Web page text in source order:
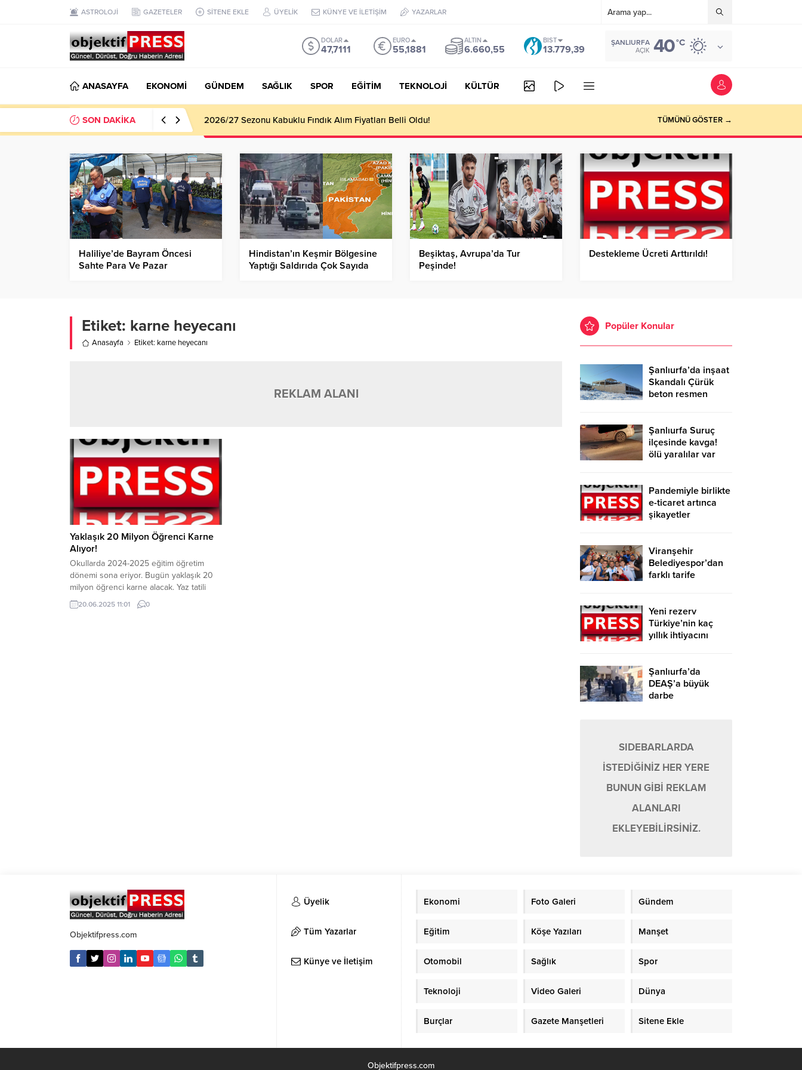
ASTROLOJİ GAZETELER SİTENE EKLE ÜYELİK KÜNYE VE İLETİŞİM YAZARLAR
DOLAR
47,7111
EURO
55,1881
ALTIN
6.660,55
BIST
13.779,39
ŞANLIURFA
AÇIK 40°C
ANASAYFA EKONOMİ GÜNDEM SAĞLIK SPOR EĞİTİM TEKNOLOJİ KÜLTÜR
SON DAKİKA 2026/27 Sezonu Kabuklu Fındık Alım Fiyatları Belli Oldu! TÜMÜNÜ GÖSTER →
Haliliye’de Bayram Öncesi
Sahte Para Ve Pazar
Hindistan’ın Keşmir Bölgesine
Yaptığı Saldırıda Çok Sayıda
Beşiktaş, Avrupa’da Tur
Peşinde!
Destekleme Ücreti Arttırıldı!
Etiket: karne heyecanı
Anasayfa Etiket: karne heyecanı
REKLAM ALANI
Yaklaşık 20 Milyon Öğrenci Karne
Alıyor!
Okullarda 2024-2025 eğitim öğretim
dönemi sona eriyor. Bugün yaklaşık 20
milyon öğrenci karne alacak. Yaz tatili
başlıyor. 2024-2025 eğitim öğretim yılı
bugün sona eriyor. Üç aylık yaz tatili
20.06.2025 11:01 0
Popüler Konular
Şanlıurfa’da inşaat
Skandalı Çürük
beton resmen
Şanlıurfa Suruç
ilçesinde kavga!
ölü yaralılar var
Pandemiyle birlikte
e-ticaret artınca
şikayetler
Viranşehir
Belediyespor’dan
farklı tarife
Yeni rezerv
Türkiye’nin kaç
yıllık ihtiyacını
Şanlıurfa’da
DEAŞ’a büyük
darbe
SIDEBARLARDA
İSTEDİĞİNİZ HER YERE
BUNUN GİBİ REKLAM
ALANLARI
EKLEYEBİLİRSİNİZ.
Objektifpress.com
Üyelik
Tüm Yazarlar
Künye ve İletişim
Ekonomi Foto Galeri Gündem
Eğitim Köşe Yazıları Manşet
Otomobil Sağlık Spor
Teknoloji Video Galeri Dünya
Burçlar Gazete Manşetleri Sitene Ekle
Objektifpress.com